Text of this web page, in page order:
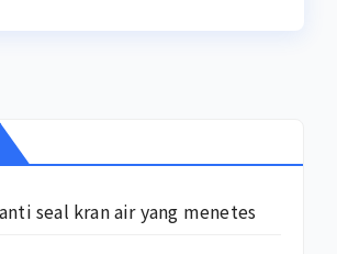
seal kran air yang menetes